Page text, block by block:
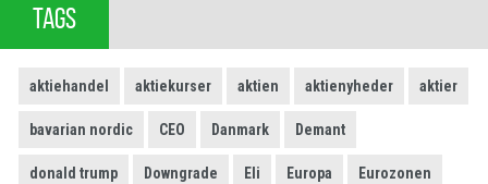
TAGS
aktiehandel aktiekurser aktien aktienyheder aktier
bavarian nordic CEO Danmark Demant
donald trump Downgrade Eli Europa Eurozonen